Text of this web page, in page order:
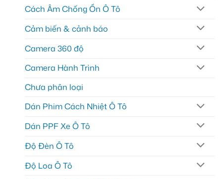
Cách Âm Chống Ồn Ô Tô
Cảm biến & cảnh báo
Camera 360 độ
Camera Hành Trình
Chưa phân loại
Dán Phim Cách Nhiệt Ô Tô
Dán PPF Xe Ô Tô
Độ Đèn Ô Tô
Độ Loa Ô Tô